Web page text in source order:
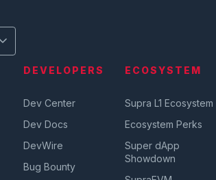
DEVELOPERS
Dev Center
Dev Docs
DevWire
Bug Bounty
ECOSYSTEM
Supra L1 Ecosystem
Ecosystem Perks
Super dApp
Showdown